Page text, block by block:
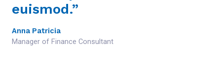
euismod.”
Anna Patricia
Manager of Finance Consultant